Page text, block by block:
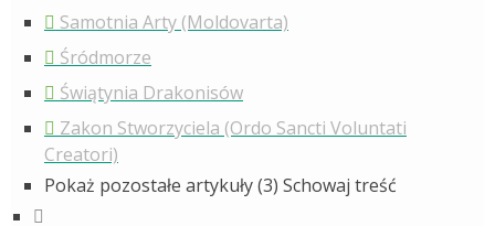
Samotnia Arty (Moldovarta)
Śródmorze
Świątynia Drakonisów
Zakon Stworzyciela (Ordo Sancti Voluntati
Creatori)
Pokaż pozostałe artykuły (3) Schowaj treść